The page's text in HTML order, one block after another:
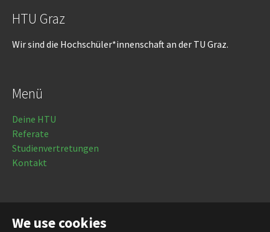
We use cookies
HTU Graz
Wir sind die Hochschüler*innenschaft an der TU Graz.
Menü
Deine HTU
Referate
Studienvertretungen
Kontakt